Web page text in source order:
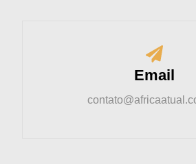
Email